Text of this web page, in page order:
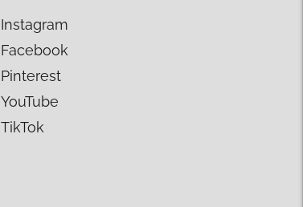
Instagram
Facebook
Pinterest
YouTube
TikTok